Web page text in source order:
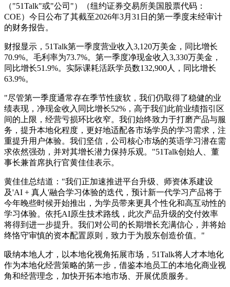
（"51Talk"或"公司"）（纽约证券交易所美国股票代码：
COE）今日公布了其截至2026年3月31日的第一季度未经审计
的财务报告。
财报显示，51Talk第一季度营业收入3,120万美金，同比增长
70.9%。毛利率为73.7%。第一季度净现金收入3,330万美金，
同比增长51.9%。实际课耗活跃学员数132,900人，同比增长
63.9%。
"尽管第一季度通常存在季节性疲软，我们仍取得了稳健的业
绩表现，净现金收入同比增长52%，高于我们此前业绩指引区
间的上限，经营亏损环比收窄。我们始终致力于打磨产品与服
务，提升本地化程度，更好地适配各市场学员的学习需求，注
重提升用户体验。我们坚信，公司核心市场的英语学习潜在需
求依然强劲，并对其增长潜力保持乐观。"51Talk创始人、董
事长兼首席执行官黄佳佳表示。
黄佳佳总结道："我们正加速推进平台升级、师资体系建设
及'AI + 真人'融合学习体验的迭代，预计新一代学习产品将于
今年晚些时候开始推出，为学员带来更具个性化和高互动性的
学习体验。依托AI原生技术路线，此次产品升级的交付效率
将得到进一步提升。我们对公司的长期增长充满信心，并将始
终恪守审慎的资本配置原则，致力于为股东创造价值。"
吸纳本地人才，以本地化视角拓展市场，51Talk将人才本地化
作为本地化经营策略的第一步，借鉴本地员工的本地化商业视
角和经营理念，加快开拓本地市场、开展优质服务。